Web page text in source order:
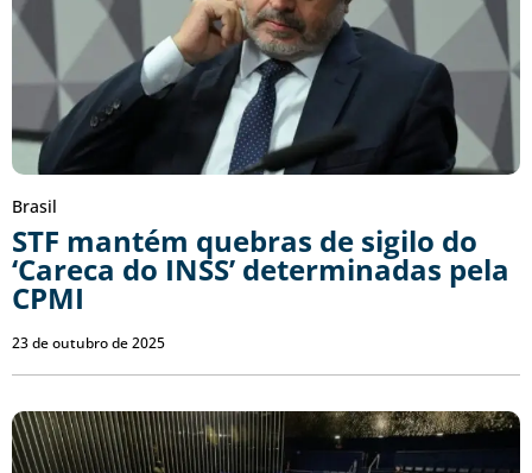
Brasil
STF mantém quebras de sigilo do
‘Careca do INSS’ determinadas pela
CPMI
23 de outubro de 2025